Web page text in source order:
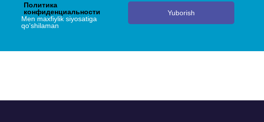
Политика
конфиденциальности
Men maxfiylik siyosatiga
qo'shilaman
Yuborish